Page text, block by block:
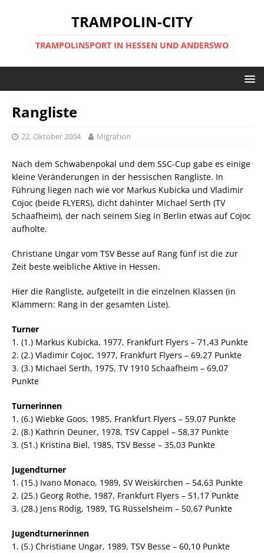
TRAMPOLIN-CITY
TRAMPOLINSPORT IN HESSEN UND ANDERSWO
Rangliste
22. Oktober 2004 Migration
Nach dem Schwabenpokal und dem SSC-Cup gabe es einige
kleine Veränderungen in der hessischen Rangliste. In
Führung liegen nach wie vor Markus Kubicka und Vladimir
Cojoc (beide FLYERS), dicht dahinter Michael Serth (TV
Schaafheim), der nach seinem Sieg in Berlin etwas auf Cojoc
aufholte.
Christiane Ungar vom TSV Besse auf Rang fünf ist die zur
Zeit beste weibliche Aktive in Hessen.
Hier die Rangliste, aufgeteilt in die einzelnen Klassen (in
Klammern: Rang in der gesamten Liste).
Turner
1. (1.) Markus Kubicka, 1977, Frankfurt Flyers – 71,43 Punkte
2. (2.) Vladimir Cojoc, 1977, Frankfurt Flyers – 69,27 Punkte
3. (3.) Michael Serth, 1975, TV 1910 Schaafheim – 69,07
Punkte
Turnerinnen
1. (6.) Wiebke Goos, 1985, Frankfurt Flyers – 59,07 Punkte
2. (8.) Kathrin Deuner, 1978, TSV Cappel – 58,37 Punkte
3. (51.) Kristina Biel, 1985, TSV Besse – 35,03 Punkte
Jugendturner
1. (15.) Ivano Monaco, 1989, SV Weiskirchen – 54,63 Punkte
2. (25.) Georg Rothe, 1987, Frankfurt Flyers – 51,17 Punkte
3. (28.) Jens Rödig, 1989, TG Rüsselsheim – 50,67 Punkte
Jugendturnerinnen
1. (5.) Christiane Ungar, 1989, TSV Besse – 60,10 Punkte